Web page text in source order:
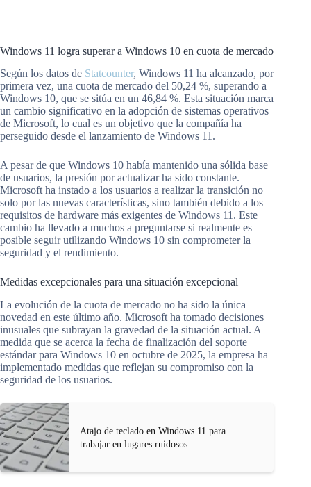
Windows 11 logra superar a Windows 10 en cuota de mercado
Según los datos de Statcounter, Windows 11 ha alcanzado, por
primera vez, una cuota de mercado del 50,24 %, superando a
Windows 10, que se sitúa en un 46,84 %. Esta situación marca
un cambio significativo en la adopción de sistemas operativos
de Microsoft, lo cual es un objetivo que la compañía ha
perseguido desde el lanzamiento de Windows 11.
A pesar de que Windows 10 había mantenido una sólida base
de usuarios, la presión por actualizar ha sido constante.
Microsoft ha instado a los usuarios a realizar la transición no
solo por las nuevas características, sino también debido a los
requisitos de hardware más exigentes de Windows 11. Este
cambio ha llevado a muchos a preguntarse si realmente es
posible seguir utilizando Windows 10 sin comprometer la
seguridad y el rendimiento.
Medidas excepcionales para una situación excepcional
La evolución de la cuota de mercado no ha sido la única
novedad en este último año. Microsoft ha tomado decisiones
inusuales que subrayan la gravedad de la situación actual. A
medida que se acerca la fecha de finalización del soporte
estándar para Windows 10 en octubre de 2025, la empresa ha
implementado medidas que reflejan su compromiso con la
seguridad de los usuarios.
Atajo de teclado en Windows 11 para
trabajar en lugares ruidosos